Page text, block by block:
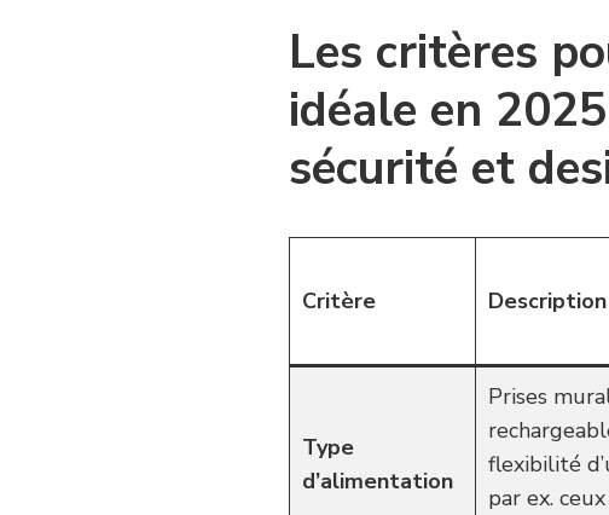
Les critères
idéale en
sécurité et
Critère Description
Type
d’alimentation
Prises
flexibilité
par ex.